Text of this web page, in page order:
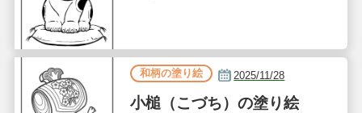
和柄の塗り絵 2025/11/28
小槌（こづち）の塗り絵